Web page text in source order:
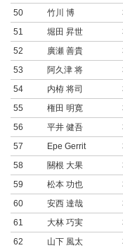
50
竹川 博
51
堀田 昇世
52
廣瀬 善貴
53
阿久津 将
54
内栫 将司
55
権田 明寛
56
平井 健吾
57
Epe Gerrit
58
關根 大果
59
松本 功也
60
安西 達哉
61
大林 巧実
62
山下 風太